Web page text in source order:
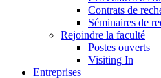
Contrats de
Séminaires de
Rejoindre la faculté
Postes ouverts
Visiting In
Entreprises